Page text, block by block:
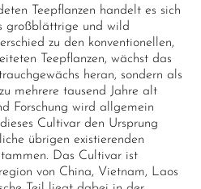
Teepflanzen handelt es sich
großblättrige und wild
zu den konventionellen,
Teepflanzen, wächst das
heran, sondern als
mehrere tausend Jahre alt
Forschung wird allgemein
Cultivar den Ursprung
übrigen existierenden
Das Cultivar ist
von China, Vietnam, Laos